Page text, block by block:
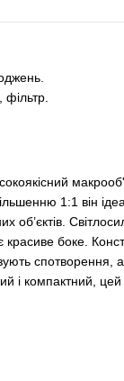
1:1 він
об’єктів.
боке.
і компактний,